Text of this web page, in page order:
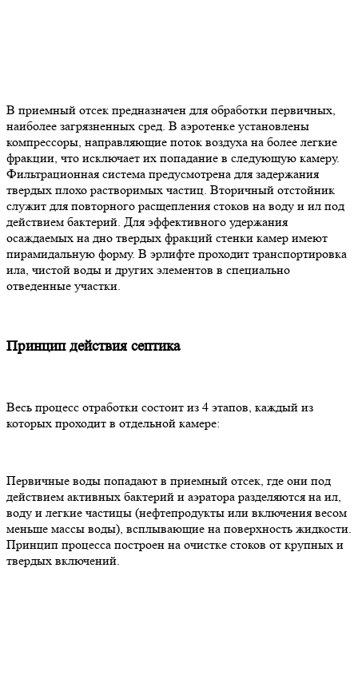
В приемный отсек предназначен для обработки первичных,
наиболее загрязненных сред. В аэротенке установлены
компрессоры, направляющие поток воздуха на более легкие
фракции, что исключает их попадание в следующую камеру.
Фильтрационная система предусмотрена для задержания
твердых плохо растворимых частиц. Вторичный отстойник
служит для повторного расщепления стоков на воду и ил под
действием бактерий. Для эффективного удержания
осаждаемых на дно твердых фракций стенки камер имеют
пирамидальную форму. В эрлифте проходит транспортировка
ила, чистой воды и других элементов в специально
отведенные участки.
Принцип действия септика
Весь процесс отработки состоит из 4 этапов, каждый из
которых проходит в отдельной камере:
Первичные воды попадают в приемный отсек, где они под
действием активных бактерий и аэратора разделяются на ил,
воду и легкие частицы (нефтепродукты или включения весом
меньше массы воды), всплывающие на поверхность жидкости.
Принцип процесса построен на очистке стоков от крупных и
твердых включений.